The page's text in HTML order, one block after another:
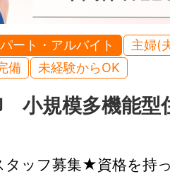
パート・アルバイト
主婦(
備
未経験からOK
小規模多機能型
ッフ募集★資格を持